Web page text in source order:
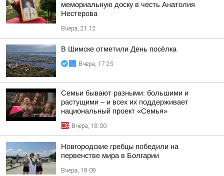
мемориальную доску в честь Анатолия
Нестерова
Вчера, 21:12
В Шимске отметили День посёлка
Вчера, 17:25
Семьи бывают разными: большими и
растущими – и всех их поддерживает
национальный проект «Семья»
Вчера, 18:00
Новгородские гребцы победили на
первенстве мира в Болгарии
Вчера, 19:09